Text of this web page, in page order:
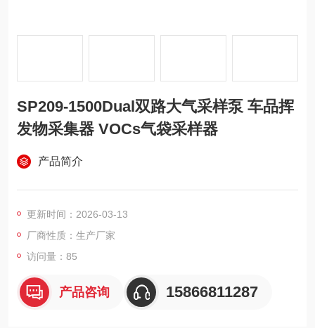
SP209-1500Dual双路大气采样泵 车品挥
发物采集器 VOCs气袋采样器
产品简介
更新时间：2026-03-13
厂商性质：生产厂家
访问量：85
产品咨询 15866811287